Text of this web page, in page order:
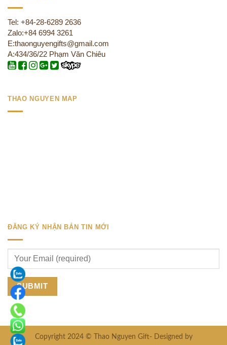
Tel: +84-28-6289 2636
Zalo:+84 6994 3261
E:thaonguyengifts@gmail.com
A:434/36/22 Phạm Văn Chiêu
THAO NGUYEN MAP
ĐĂNG KÝ NHẬN BẢN TIN MỚI
Copyright 2024 © Thao Nguyen Gift- Designed by